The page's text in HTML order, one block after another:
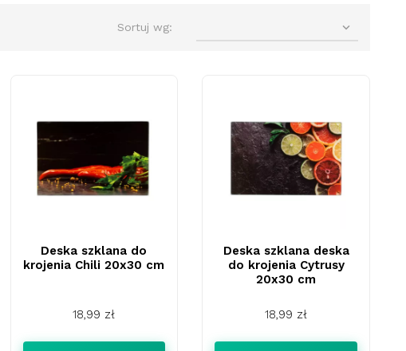
Sortuj wg: 
Deska szklana do
krojenia Chili 20x30 cm
Cena
18,99 zł
Deska szklana deska
do krojenia Cytrusy
20x30 cm
Cena
18,99 zł